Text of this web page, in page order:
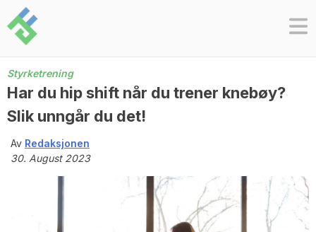
Skip
to
content
Styrketrening
Har du hip shift når du trener knebøy?
Slik unngår du det!
Av Redaksjonen
30. August 2023